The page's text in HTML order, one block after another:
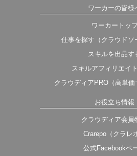
ワーカーの皆様
ワーカートッ
仕事を探す（クラウドソ
スキルを出品す
スキルアフィリエイ
クラウディアPRO（高単価
お役立ち情報
クラウディア会員
Crarepo（クラレ
公式Facebookペ